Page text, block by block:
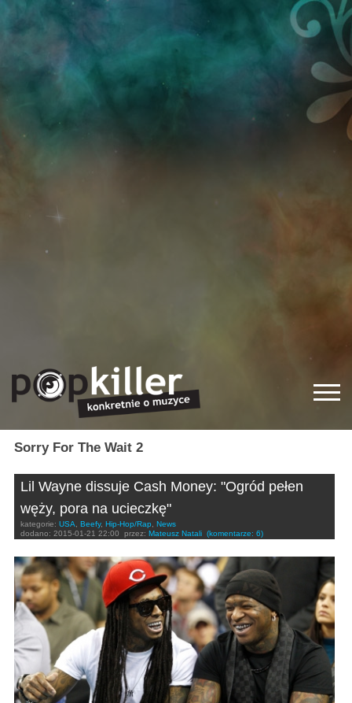
Sorry For The Wait 2
Lil Wayne dissuje Cash Money: "Ogród pełen
węży, pora na ucieczkę"
kategorie: USA, Beefy, Hip-Hop/Rap, News
dodano: 2015-01-21 22:00 przez: Mateusz Natali (komentarze: 6)